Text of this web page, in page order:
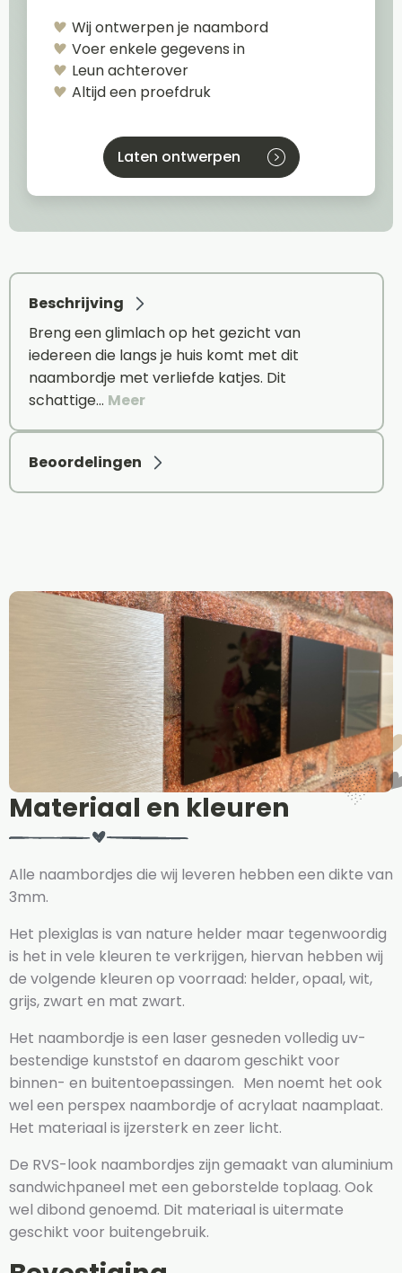
Wij ontwerpen je naambord
Voer enkele gegevens in
Leun achterover
Altijd een proefdruk
Laten ontwerpen
Beschrijving
Breng een glimlach op het gezicht van
iedereen die langs je huis komt met dit
naambordje met verliefde katjes. Dit
schattige… Meer
Beoordelingen
Materiaal en kleuren
Alle naambordjes die wij leveren hebben een dikte van
3mm.
Het plexiglas is van nature helder maar tegenwoordig
is het in vele kleuren te verkrijgen, hiervan hebben wij
de volgende kleuren op voorraad: helder, opaal, wit,
grijs, zwart en mat zwart.
Het naambordje is een laser gesneden volledig uv-
bestendige kunststof en daarom geschikt voor
binnen- en buitentoepassingen. Men noemt het ook
wel een perspex naambordje of acrylaat naamplaat.
Het materiaal is ijzersterk en zeer licht.
De RVS-look naambordjes zijn gemaakt van aluminium
sandwichpaneel met een geborstelde toplaag. Ook
wel dibond genoemd. Dit materiaal is uitermate
geschikt voor buitengebruik.